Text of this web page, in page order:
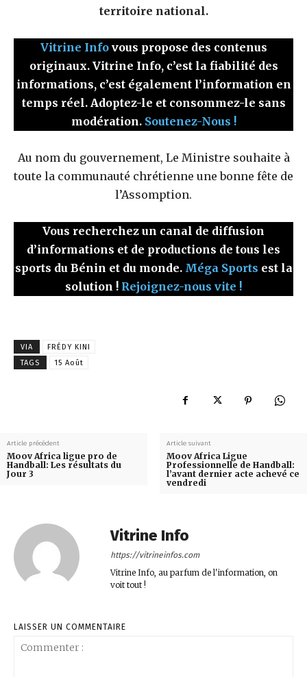
territoire national.
Vitrine Infovous propose des contenus
originaux. Vitrine Info, c’est la fiabilité des
informations, c’est également l’information en
temps réel. Adoptez-le et consommez-le sans
modération. Soutenez-Nous !
Au nom du gouvernement, Le Ministre souhaite à
toute la communauté chrétienne une bonne fête de
l’Assomption.
Vous recherchez un canal de diffusion
d’informations et de productions de tous les
sports du Bénin et du monde. Méga Sports est la
solution ! Rejoignez-nous vite !
VIA
FRÉDY KINI
TAGS
15 Août
Article précédent
Moov Africa ligue pro de
Handball: Les résultats du
Jour 3
Article suivant
Moov Africa Ligue
Professionnelle de Handball:
l’avant dernier acte achevé ce
vendredi
Vitrine Info
https://vitrineinfos.com
Vitrine Info, au parfum de l'information, on
voit tout !
LAISSER UN COMMENTAIRE